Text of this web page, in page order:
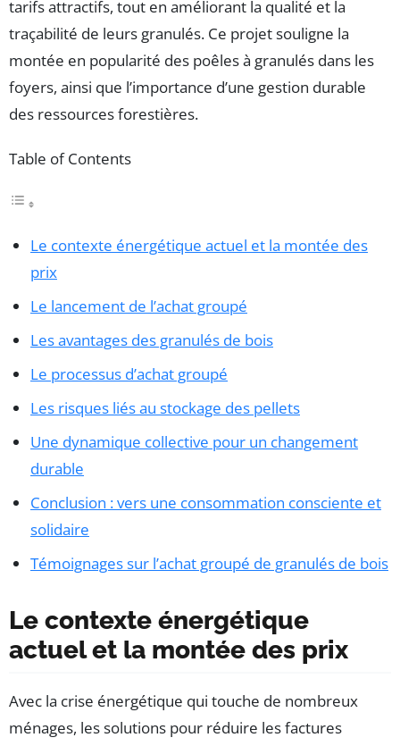
tarifs attractifs, tout en améliorant la qualité et la
traçabilité de leurs granulés. Ce projet souligne la
montée en popularité des poêles à granulés dans les
foyers, ainsi que l’importance d’une gestion durable
des ressources forestières.
Table of Contents
Le contexte énergétique actuel et la montée des
prix
Le lancement de l’achat groupé
Les avantages des granulés de bois
Le processus d’achat groupé
Les risques liés au stockage des pellets
Une dynamique collective pour un changement
durable
Conclusion : vers une consommation consciente et
solidaire
Témoignages sur l’achat groupé de granulés de bois
Le contexte énergétique
actuel et la montée des prix
Avec la crise énergétique qui touche de nombreux
ménages, les solutions pour réduire les factures